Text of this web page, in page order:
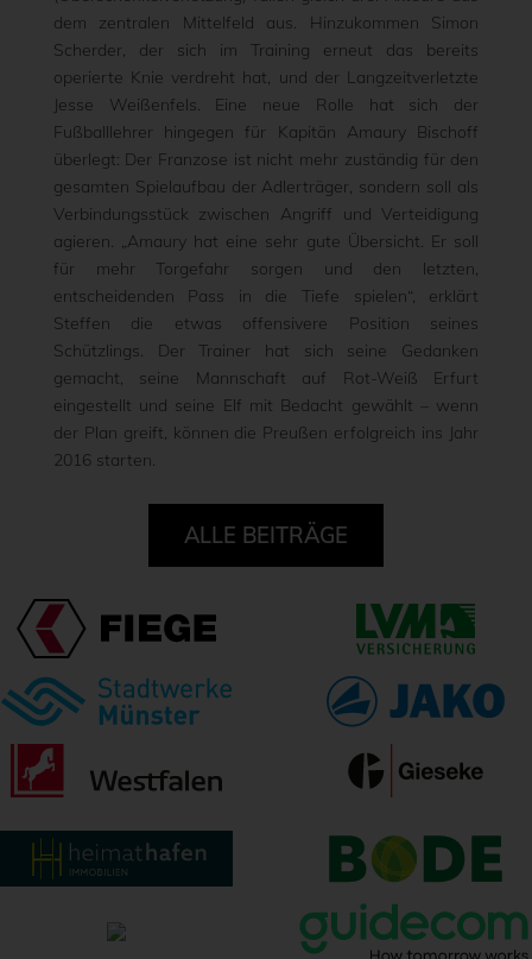
dem zentralen Mittelfeld aus. Hinzukommen Simon
Scherder, der sich im Training erneut das bereits
operierte Knie verdreht hat, und der Langzeitverletzte
Jesse Weißenfels. Eine neue Rolle hat sich der
Fußballlehrer hingegen für Kapitän Amaury Bischoff
überlegt: Der Franzose ist nicht mehr zuständig für den
gesamten Spielaufbau der Adlerträger, sondern soll als
Verbindungsstück zwischen Angriff und Verteidigung
agieren. „Amaury hat eine sehr gute Übersicht. Er soll
für mehr Torgefahr sorgen und den letzten,
entscheidenden Pass in die Tiefe spielen“, erklärt
Steffen die etwas offensivere Position seines
Schützlings. Der Trainer hat sich seine Gedanken
gemacht, seine Mannschaft auf Rot-Weiß Erfurt
eingestellt und seine Elf mit Bedacht gewählt – wenn
der Plan greift, können die Preußen erfolgreich ins Jahr
2016 starten.
ALLE BEITRÄGE